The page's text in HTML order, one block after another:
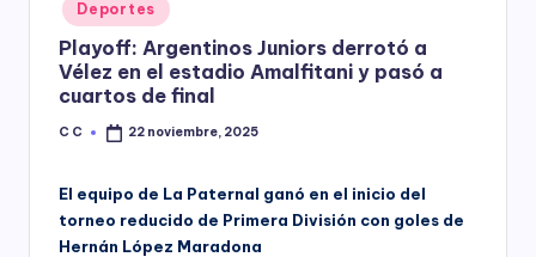
y
in
Deportes
Playoff: Argentinos Juniors derrotó a
Vélez en el estadio Amalfitani y pasó a
cuartos de final
Posted
C C 22 noviembre, 2025
El equipo de La Paternal ganó en el inicio del
torneo reducido de Primera División con goles de
Hernán López Maradona